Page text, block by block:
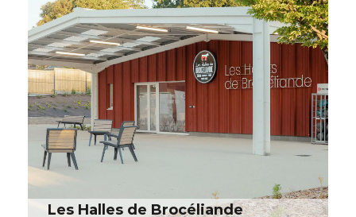
Les Halles de Brocéliande